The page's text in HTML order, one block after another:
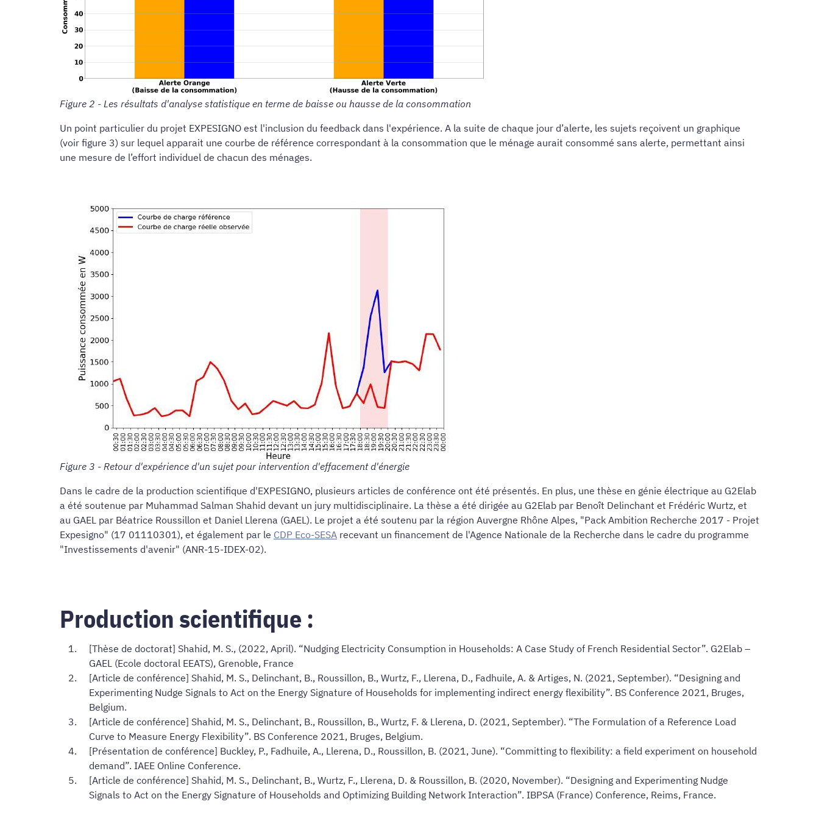
Figure 2 - Les résultats d'analyse statistique en terme de baisse ou hausse de la consommation
Un point particulier du projet EXPESIGNO est l'inclusion du feedback dans l'expérience. A la suite de chaque jour d’alerte, les sujets reçoivent un graphique
(voir figure 3) sur lequel apparait une courbe de référence correspondant à la consommation que le ménage aurait consommé sans alerte, permettant ainsi
une mesure de l’effort individuel de chacun des ménages.
Figure 3 - Retour d'expérience d'un sujet pour intervention d'effacement d'énergie
Dans le cadre de la production scientifique d'EXPESIGNO, plusieurs articles de conférence ont été présentés. En plus, une thèse en génie électrique au G2Elab
a été soutenue par Muhammad Salman Shahid devant un jury multidisciplinaire. La thèse a été dirigée au G2Elab par Benoît Delinchant et Frédéric Wurtz, et
au GAEL par Béatrice Roussillon et Daniel Llerena (GAEL). Le projet a été soutenu par la région Auvergne Rhône Alpes, "Pack Ambition Recherche 2017 - Projet
Expesigno" (17 01110301), et également par le CDP Eco-SESA recevant un financement de l'Agence Nationale de la Recherche dans le cadre du programme
"Investissements d'avenir" (ANR-15-IDEX-02).
Production scientifique :
[Thèse de doctorat] Shahid, M. S., (2022, April). “Nudging Electricity Consumption in Households: A Case Study of French Residential Sector”. G2Elab –
GAEL (Ecole doctoral EEATS), Grenoble, France
[Article de conférence] Shahid, M. S., Delinchant, B., Roussillon, B., Wurtz, F., Llerena, D., Fadhuile, A. & Artiges, N. (2021, September). “Designing and
Experimenting Nudge Signals to Act on the Energy Signature of Households for implementing indirect energy flexibility”. BS Conference 2021, Bruges,
Belgium.
[Article de conférence] Shahid, M. S., Delinchant, B., Roussillon, B., Wurtz, F. & Llerena, D. (2021, September). “The Formulation of a Reference Load
Curve to Measure Energy Flexibility”. BS Conference 2021, Bruges, Belgium.
[Présentation de conférence] Buckley, P., Fadhuile, A., Llerena, D., Roussillon, B. (2021, June). “Committing to flexibility: a field experiment on household
demand”. IAEE Online Conference.
[Article de conférence] Shahid, M. S., Delinchant, B., Wurtz, F., Llerena, D. & Roussillon, B. (2020, November). “Designing and Experimenting Nudge
Signals to Act on the Energy Signature of Households and Optimizing Building Network Interaction”. IBPSA (France) Conference, Reims, France.